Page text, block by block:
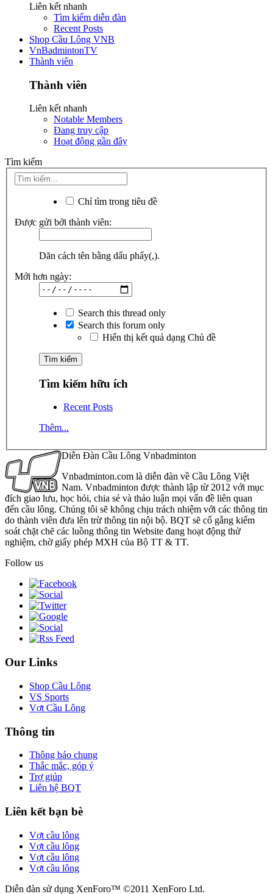
Liên kết nhanh
Tìm kiếm diễn đàn
Recent Posts
Shop Cầu Lông VNB
VnBadmintonTV
Thành viên
Thành viên
Liên kết nhanh
Notable Members
Đang truy cập
Hoạt động gần đây
Tìm kiếm
Chỉ tìm trong tiêu đề
Được gửi bởi thành viên:
Dãn cách tên bằng dấu phẩy(,).
Mới hơn ngày:
Search this thread only
Search this forum only
Hiển thị kết quả dạng Chủ đề
Tìm kiếm hữu ích
Recent Posts
Thêm...
Diễn Đàn Cầu Lông Vnbadminton
Vnbadminton.com là diễn đàn về Cầu Lông Việt
Nam. Vnbadminton được thành lập từ 2012 với mục
đích giao lưu, học hỏi, chia sẻ và thảo luận mọi vấn đề liên quan
đến cầu lông. Chúng tôi sẽ không chịu trách nhiệm với các thông tin
do thành viên đưa lên trừ thông tin nội bộ. BQT sẽ cố gắng kiểm
soát chặt chẽ các luồng thông tin Website đang hoạt động thử
nghiệm, chờ giấy phép MXH của Bộ TT & TT.
Follow us
Our Links
Shop Cầu Lông
VS Sports
Vợt Cầu Lông
Thông tin
Thông báo chung
Thắc mắc, góp ý
Trợ giúp
Liên hệ BQT
Liên kết bạn bè
Vợt cầu lông
Vợt cầu lông
Vợt cầu lông
Vợt cầu lông
Diễn đàn sử dụng XenForo™ ©2011 XenForo Ltd.